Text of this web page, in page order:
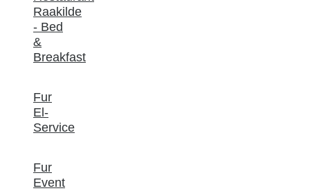
Raakilde
- Bed
&
Breakfast
Fur
El-
Service
Fur
Event